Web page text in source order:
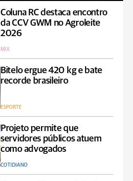
Coluna RC destaca encontro
da CCV GWM no Agroleite
2026
MIX
Bitelo ergue 420 kg e bate
recorde brasileiro
ESPORTE
Projeto permite que
servidores públicos atuem
como advogados
COTIDIANO